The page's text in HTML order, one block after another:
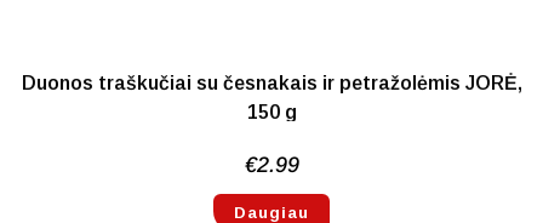
Duonos traškučiai su česnakais ir petražolėmis JORĖ,
150 g
€2.99
Daugiau